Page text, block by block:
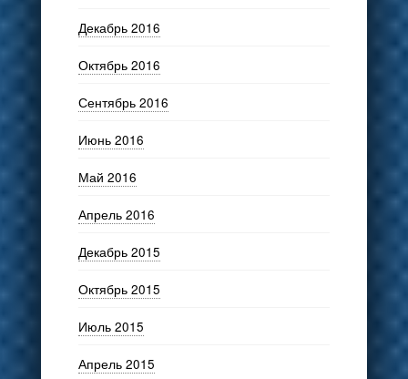
Декабрь 2016
Октябрь 2016
Сентябрь 2016
Июнь 2016
Май 2016
Апрель 2016
Декабрь 2015
Октябрь 2015
Июль 2015
Апрель 2015